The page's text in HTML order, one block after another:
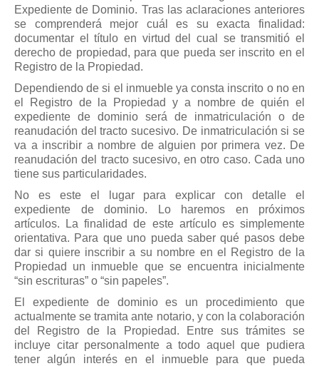
Expediente de Dominio. Tras las aclaraciones anteriores
se comprenderá mejor cuál es su exacta finalidad:
documentar el título en virtud del cual se transmitió el
derecho de propiedad, para que pueda ser inscrito en el
Registro de la Propiedad.
Dependiendo de si el inmueble ya consta inscrito o no en
el Registro de la Propiedad y a nombre de quién el
expediente de dominio será de inmatriculación o de
reanudación del tracto sucesivo. De inmatriculación si se
va a inscribir a nombre de alguien por primera vez. De
reanudación del tracto sucesivo, en otro caso. Cada uno
tiene sus particularidades.
No es este el lugar para explicar con detalle el
expediente de dominio. Lo haremos en próximos
artículos. La finalidad de este artículo es simplemente
orientativa. Para que uno pueda saber qué pasos debe
dar si quiere inscribir a su nombre en el Registro de la
Propiedad un inmueble que se encuentra inicialmente
“sin escrituras” o “sin papeles”.
El expediente de dominio es un procedimiento que
actualmente se tramita ante notario, y con la colaboración
del Registro de la Propiedad. Entre sus trámites se
incluye citar personalmente a todo aquel que pudiera
tener algún interés en el inmueble para que pueda